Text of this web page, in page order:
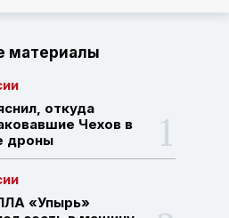
материалы
откуда
Чехов в
дроны
«Упырь»